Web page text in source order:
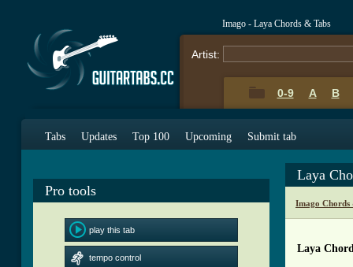
Imago - Laya Chords & Tabs
Artist:
0-9 A B
Tabs Updates Top 100 Upcoming Submit tab
Pro tools
play this tab
tempo control
Laya
Imago Chords
Laya